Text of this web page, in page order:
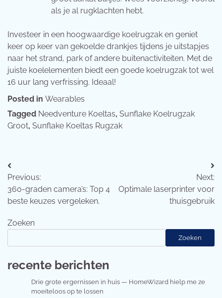
als je al rugklachten hebt.
Investeer in een hoogwaardige koelrugzak en geniet
keer op keer van gekoelde drankjes tijdens je uitstapjes
naar het strand, park of andere buitenactiviteiten. Met de
juiste koelelementen biedt een goede koelrugzak tot wel
16 uur lang verfrissing. Ideaal!
Posted in Wearables
Tagged Needventure Koeltas, Sunflake Koelrugzak
Groot, Sunflake Koeltas Rugzak
Bericht
navigatie
Previous:
360-graden camera’s: Top 4
beste keuzes vergeleken.
Next:
Optimale laserprinter voor
thuisgebruik
Zoeken
Zoeken
recente berichten
Drie grote ergernissen in huis — HomeWizard hielp me ze
moeiteloos op te lossen